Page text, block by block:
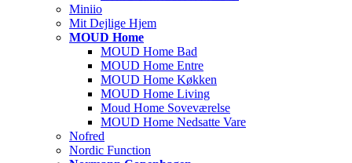
Miniio
Mit Dejlige Hjem
MOUD Home
MOUD Home Bad
MOUD Home Entre
MOUD Home Køkken
MOUD Home Living
Moud Home Soveværelse
MOUD Home Nedsatte Vare
Nofred
Nordic Function